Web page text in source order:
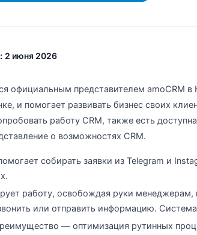
2 июня 2026
официальным представителем amoCRM в
и помогает развивать бизнес своих
работу CRM, также есть
о возможностях CRM.
собирать заявки из Telegram и
работу, освобождая руки
или отправить информацию.
— оптимизация рутинных